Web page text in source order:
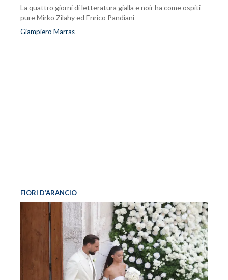
La quattro giorni di letteratura gialla e noir ha come ospiti
pure Mirko Zilahy ed Enrico Pandiani
Giampiero Marras
FIORI D’ARANCIO